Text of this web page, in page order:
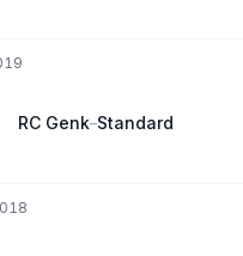
RC Genk–Standard